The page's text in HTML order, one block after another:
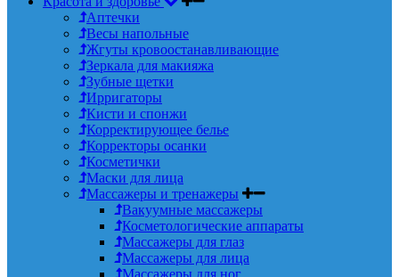
Аптечки
Весы напольные
Жгуты кровоостанавливающие
Зеркала для макияжа
Зубные щетки
Ирригаторы
Кисти и спонжи
Корректирующее белье
Корректоры осанки
Косметички
Маски для лица
Массажеры и тренажеры
Вакуумные массажеры
Косметологические аппараты
Массажеры для глаз
Массажеры для лица
Массажеры для ног